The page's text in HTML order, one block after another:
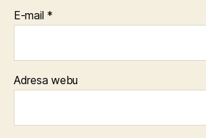
E-mail *
Adresa webu